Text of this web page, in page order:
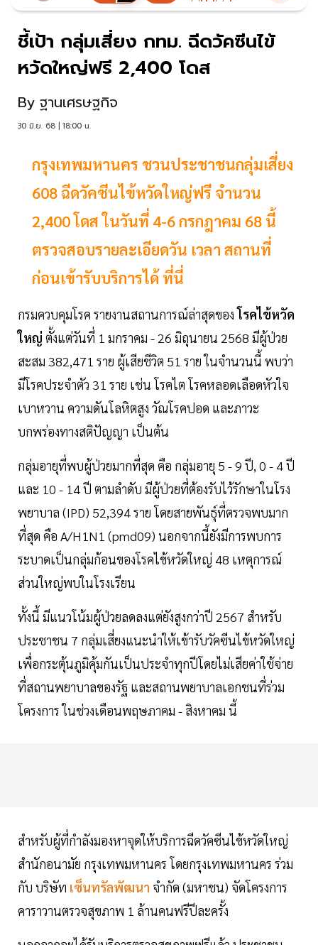
ชี้เป้า กลุ่มเสี่ยง กทม. ฉีดวัคซีนไข้
หวัดใหญ่ฟรี 2,400 โดส
By ฐานเศรษฐกิจ
30 มิ.ย. 68 | 18:00 น.
กรุงเทพมหานคร ชวนประชาชนกลุ่มเสี่ยง
608 ฉีดวัคซีนไข้หวัดใหญ่ฟรี จำนวน
2,400 โดส ในวันที่ 4-6 กรกฎาคม 68 นี้
ตรวจสอบรายละเอียดวัน เวลา สถานที่
ก่อนเข้ารับบริการได้ ที่นี่
กรมควบคุมโรค รายงานสถานการณ์ล่าสุดของโรคไข้หวัด
ใหญ่ ตั้งแต่วันที่ 1 มกราคม - 26 มิถุนายน 2568 มีผู้ป่วย
สะสม 382,471 ราย ผู้เสียชีวิต 51 ราย ในจำนวนนี้ พบว่า
มีโรคประจำตัว 31 ราย เช่น โรคไต โรคหลอดเลือดหัวใจ
เบาหวาน ความดันโลหิตสูง วัณโรคปอด และภาวะ
บกพร่องทางสติปัญญา เป็นต้น
กลุ่มอายุที่พบผู้ป่วยมากที่สุด คือ กลุ่มอายุ 5 - 9 ปี, 0 - 4 ปี
และ 10 - 14 ปี ตามลำดับ มีผู้ป่วยที่ต้องรับไว้รักษาในโรง
พยาบาล (IPD) 52,394 ราย โดยสายพันธุ์ที่ตรวจพบมาก
ที่สุด คือ A/H1N1 (pmd09) นอกจากนี้ยังมีการพบการ
ระบาดเป็นกลุ่มก้อนของโรคไข้หวัดใหญ่ 48 เหตุการณ์
ส่วนใหญ่พบในโรงเรียน
ทั้งนี้ มีแนวโน้มผู้ป่วยลดลงแต่ยังสูงกว่าปี 2567 สำหรับ
ประชาชน 7 กลุ่มเสี่ยงแนะนำให้เข้ารับวัคซีนไข้หวัดใหญ่
เพื่อกระตุ้นภูมิคุ้มกันเป็นประจำทุกปีโดยไม่เสียค่าใช้จ่าย
ที่สถานพยาบาลของรัฐ และสถานพยาบาลเอกชนที่ร่วม
โครงการ ในช่วงเดือนพฤษภาคม - สิงหาคม นี้
สำหรับผู้ที่กำลังมองหาจุดให้บริการฉีดวัคซีนไข้หวัดใหญ่
สำนักอนามัย กรุงเทพมหานคร โดยกรุงเทพมหานคร ร่วม
กับ บริษัท เซ็นทรัลพัฒนา จำกัด (มหาชน) จัดโครงการ
คาราวานตรวจสุขภาพ 1 ล้านคนฟรีปีละครั้ง